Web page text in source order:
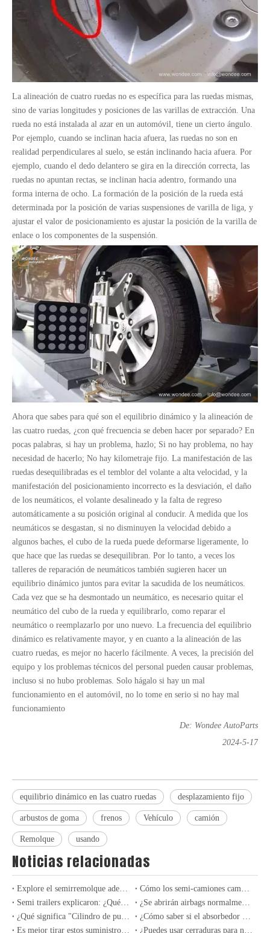
La alineación de cuatro ruedas no es específica para las ruedas mismas,
sino de varias longitudes y posiciones de las varillas de extracción. Una
rueda no está instalada al azar en un automóvil, tiene un cierto ángulo.
Por ejemplo, cuando se inclinan hacia afuera, las ruedas no son en
realidad perpendiculares al suelo, se están inclinando hacia afuera. Por
ejemplo, cuando el dedo delantero se gira en la dirección correcta, las
ruedas no apuntan rectas, se inclinan hacia adentro, formando una
forma interna de ocho. La formación de la posición de la rueda está
determinada por la posición de varias suspensiones de varilla de liga, y
ajustar el valor de posicionamiento es ajustar la posición de la varilla de
enlace o los componentes de la suspensión.
Ahora que sabes para qué son el equilibrio dinámico y la alineación de
las cuatro ruedas, ¿con qué frecuencia se deben hacer por separado? En
pocas palabras, si hay un problema, hazlo; Si no hay problema, no hay
necesidad de hacerlo; No hay kilometraje fijo. La manifestación de las
ruedas desequilibradas es el temblor del volante a alta velocidad, y la
manifestación del posicionamiento incorrecto es la desviación, el daño
de los neumáticos, el volante desalineado y la falta de regreso
automáticamente a su posición original al conducir. A medida que los
neumáticos se desgastan, si no disminuyen la velocidad debido a
algunos baches, el cubo de la rueda puede deformarse ligeramente, lo
que hace que las ruedas se desequilibran. Por lo tanto, a veces los
talleres de reparación de neumáticos también sugieren hacer un
equilibrio dinámico juntos para evitar la sacudida de los neumáticos.
Cada vez que se ha desmontado un neumático, es necesario quitar el
neumático del cubo de la rueda y equilibrarlo, como reparar el
neumático o reemplazarlo por uno nuevo. La frecuencia del equilibrio
dinámico es relativamente mayor, y en cuanto a la alineación de las
cuatro ruedas, es mejor no hacerlo fácilmente. A veces, la precisión del
equipo y los problemas técnicos del personal pueden causar problemas,
incluso si no hubo problemas. Solo hágalo si hay un mal
funcionamiento en el automóvil, no lo tome en serio si no hay mal
funcionamiento
De: Wondee AutoParts
2024-5-17
equilibrio dinámico en las cuatro ruedas desplazamiento fijo
arbustos de goma frenos Vehículo camión
Remolque usando
Noticias relacionadas
Explore el semirremolque adecuado para sus necesidades de carga
Cómo los semi-camiones cambiaron la carga para siempre: un siglo de innovación
Semi trailers explicaron: ¿Qué tipo comprar
¿Se abrirán airbags normalmente en caso de una colisión al conducir sin usar cinturones de seguridad?
¿Qué significa "Cilindro de puntuación "? ¿En qué circunstancias la experiencia del motor "Cilindro de puntuación"?
¿Cómo saber si el absorbedor de choque del automóvil está roto? ¿Debe ser reemplazado en parejas?
Es mejor tirar estos suministros de automóviles lo antes posible.
¿Puedes usar cerraduras para niños en los autos? ¿Cuántos sabes sobre las funciones ocultas en los autos?